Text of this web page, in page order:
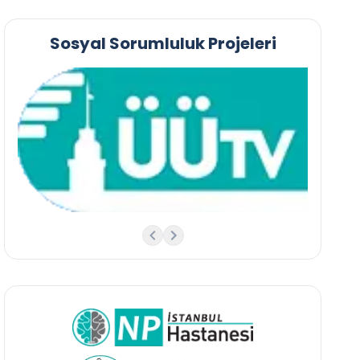
Sosyal Sorumluluk Projeleri